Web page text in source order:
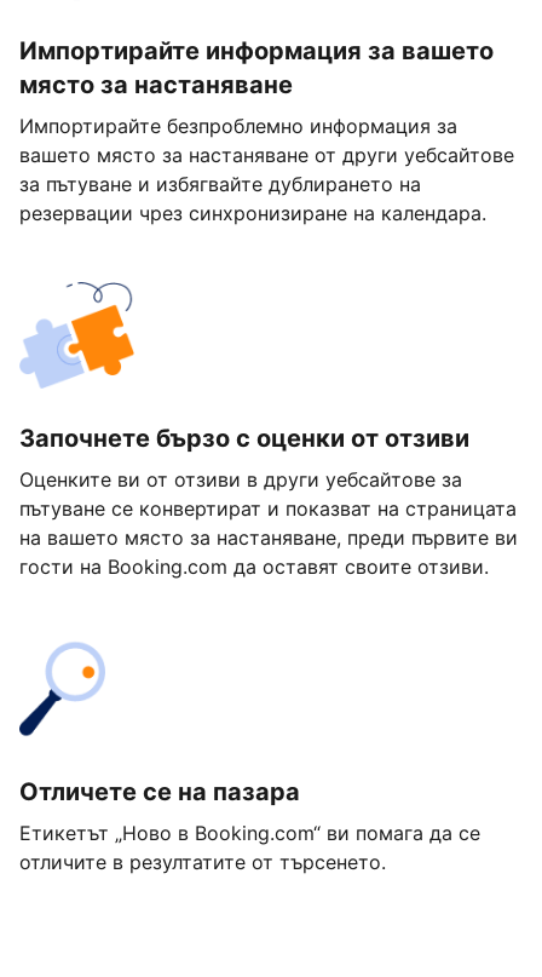
Импортирайте информация за вашето
място за настаняване
Импортирайте безпроблемно информация за
вашето място за настаняване от други уебсайтове
за пътуване и избягвайте дублирането на
резервации чрез синхронизиране на календара.
Започнете бързо с оценки от отзиви
Оценките ви от отзиви в други уебсайтове за
пътуване се конвертират и показват на страницата
на вашето място за настаняване, преди първите ви
гости на Booking.com да оставят своите отзиви.
Отличете се на пазара
Етикетът „Ново в Booking.com“ ви помага да се
отличите в резултатите от търсенето.